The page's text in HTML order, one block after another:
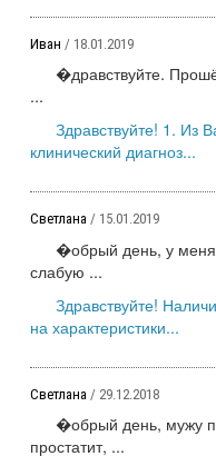
Иван / 18.01.2019
�дравствуйте.
...
Здравствуйте! 1. Из
клинический диагноз...
Светлана / 15.01.2019
�обрый день, у
слабую ...
Здравствуйте!
на характеристики...
Светлана / 29.12.2018
�обрый день, мужу
простатит, ...